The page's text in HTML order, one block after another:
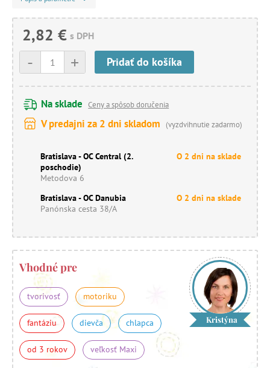
2,82 € s DPH
+
- Pridať do košíka
Na sklade Ceny a spôsob doručenia
V predajni za 2 dni skladom (vyzdvihnutie zadarmo)
Bratislava - OC Central (2.
poschodie)
Metodova 6
O 2 dni na sklade
Bratislava - OC Danubia
Panónska cesta 38/A
O 2 dni na sklade
Vhodné pre
tvorivosť motoriku
fantáziu dievča chlapca
od 3 rokov veľkosť Maxi
Kristýna